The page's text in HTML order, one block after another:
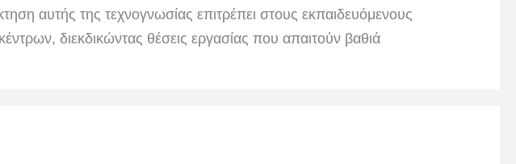
αυτής της τεχνογνωσίας επιτρέπει στους εκπαιδευόμενους
διεκδικώντας θέσεις εργασίας που απαιτούν βαθιά